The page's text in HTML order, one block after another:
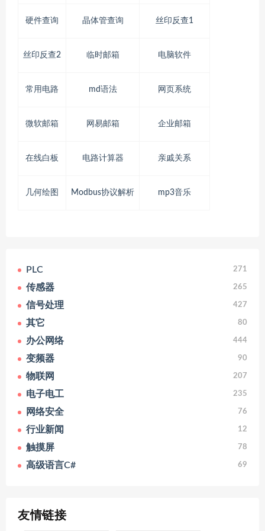
硬件查询 晶体管查询 丝印反查1
丝印反查2 临时邮箱 电脑软件
常用电路 md语法 网页系统
微软邮箱 网易邮箱 企业邮箱
在线白板 电路计算器 亲戚关系
几何绘图 Modbus协议解析 mp3音乐
PLC 271
传感器 265
信号处理 427
其它 80
办公网络 444
变频器 90
物联网 207
电子电工 235
网络安全 76
行业新闻 12
触摸屏 78
高级语言C# 69
友情链接